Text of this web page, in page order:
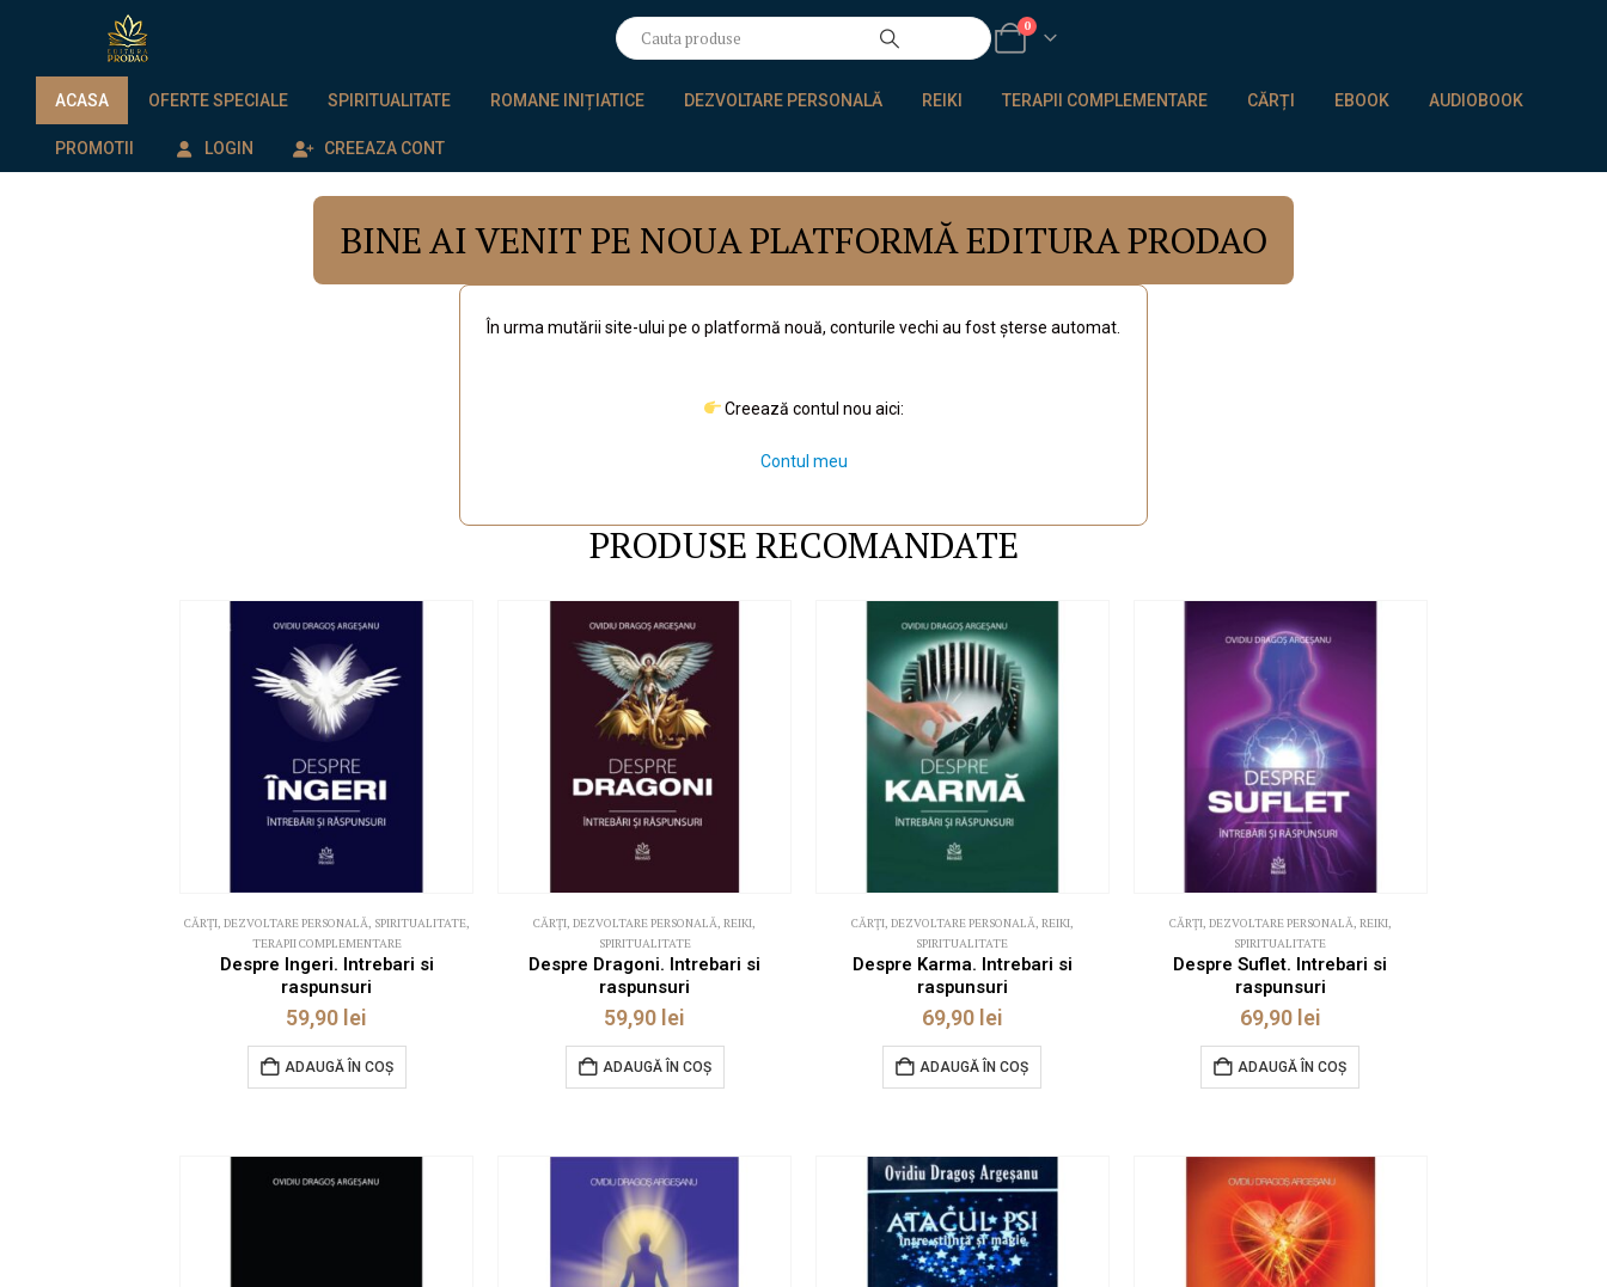
0
ACASA OFERTE SPECIALE SPIRITUALITATE ROMANE INIȚIATICE DEZVOLTARE PERSONALĂ REIKI TERAPII COMPLEMENTARE CĂRȚI EBOOK AUDIOBOOK
PROMOTII LOGIN CREEAZA CONT
BINE AI VENIT PE NOUA PLATFORMĂ EDITURA PRODAO
În urma mutării site-ului pe o platformă nouă, conturile vechi au fost șterse automat.
Creează contul nou aici:
Contul meu
PRODUSE RECOMANDATE
CĂRȚI, DEZVOLTARE PERSONALĂ, SPIRITUALITATE,
TERAPII COMPLEMENTARE
Despre Ingeri. Intrebari si
raspunsuri
59,90 lei
ADAUGĂ ÎN COȘ
CĂRȚI,DEZVOLTARE PERSONALĂ,REIKI,
SPIRITUALITATE
Despre Dragoni. Intrebari si
raspunsuri
59,90 lei
ADAUGĂ ÎN COȘ
CĂRȚI, DEZVOLTARE PERSONALĂ, REIKI,
SPIRITUALITATE
Despre Karma. Intrebari si
raspunsuri
69,90 lei
ADAUGĂ ÎN COȘ
CĂRȚI, DEZVOLTARE PERSONALĂ, REIKI,
SPIRITUALITATE
Despre Suflet. Intrebari si
raspunsuri
69,90 lei
ADAUGĂ ÎN COȘ